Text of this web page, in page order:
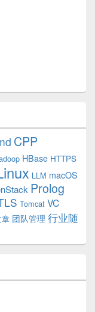
CPP
HBase HTTPS
LLM macOS
Prolog
Tomcat VC
团队管理 行业随